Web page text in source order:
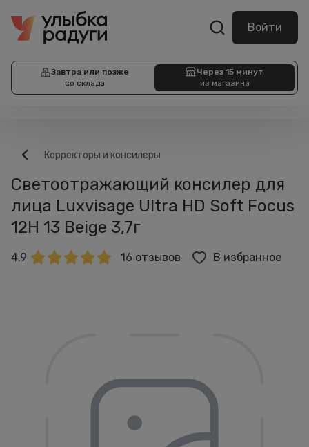
Войти
Завтра или позже
со склада
Через 15 минут
из магазина
Корректоры и консилеры
Светоотражающий консилер для
лица Luxvisage Ultra HD Soft Focus
12H 13 Beige 3,7г
4.9 16 отзывов В избранное